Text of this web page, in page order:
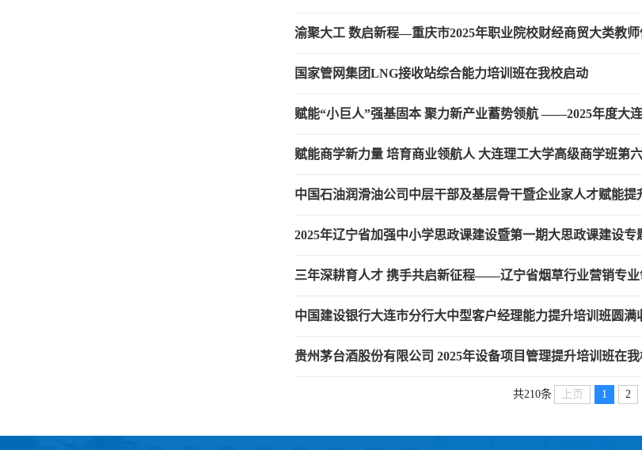
渝聚大工 数启新程—重庆市2025年职业院校财经商贸大类教
国家管网集团LNG接收站综合能力培训班在我校启动
赋能“小巨人”强基固本 聚力新产业蓄势领航 ——2025年度大
赋能商学新力量 培育商业领航人 大连理工大学高级商学班第
中国石油润滑油公司中层干部及基层骨干暨企业家人才赋能
2025年辽宁省加强中小学思政课建设暨第一期大思政课建设
三年深耕育人才 携手共启新征程——辽宁省烟草行业营销专
中国建设银行大连市分行大中型客户经理能力提升培训班圆满
贵州茅台酒股份有限公司 2025年设备项目管理提升培训班在
共210条 上页 1 2